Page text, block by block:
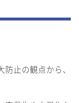
止の観点から、